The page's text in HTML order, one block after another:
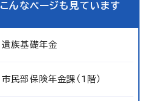
こんなページも見ています
遺族基礎年金
市民部保険年金課（1階）